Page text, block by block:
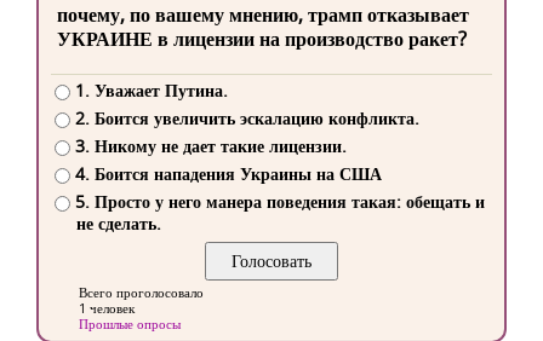
почему, по вашему мнению, трамп отказывает
УКРАИНЕ в лицензии на производство ракет?
1. Уважает Путина.
2. Боится увеличить эскалацию конфликта.
3. Никому не дает такие лицензии.
4. Боится нападения Украины на США
5. Просто у него манера поведения такая: обещать и
не сделать.
Всего проголосовало
1 человек
Прошлые опросы